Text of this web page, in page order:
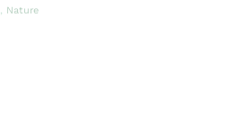
, Nature